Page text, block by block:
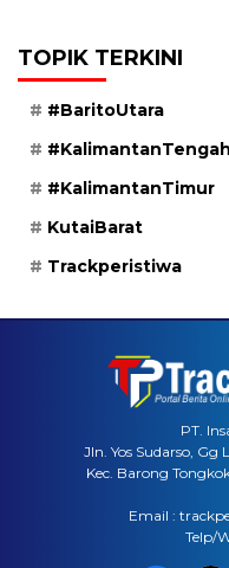
TOPIK TERKINI
#BaritoUtara
#KalimantanTengah
#KalimantanTimur
KutaiBarat
Trackperistiwa
PT.
Jln. Yos Sudarso, Gg
Kec. Barong
Email :
Telp/